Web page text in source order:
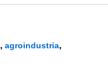
, agroindustria,